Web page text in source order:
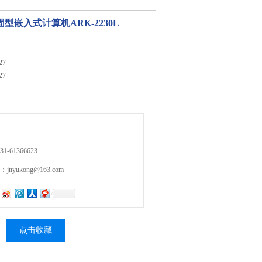
型嵌入式计算机ARK-2230L
61366623
jnyukong@163.com
点击收藏